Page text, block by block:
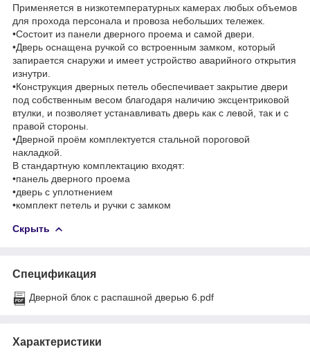
Применяется в низкотемпературных камерах любых объемов
для прохода персонала и провоза небольших тележек.
•Состоит из панели дверного проема и самой двери.
•Дверь оснащена ручкой со встроенным замком, который
запирается снаружи и имеет устройство аварийного открытия
изнутри.
•Конструкция дверных петель обеспечивает закрытие двери
под собственным весом благодаря наличию эксцентриковой
втулки, и позволяет устанавливать дверь как с левой, так и с
правой стороны.
•Дверной проём комплектуется стальной пороговой
накладкой.
В стандартную комплектацию входят:
•панель дверного проема
•дверь с уплотнением
•комплект петель и ручки с замком
Скрыть
Спецификация
Дверной блок с распашной дверью 6.pdf
Характеристики